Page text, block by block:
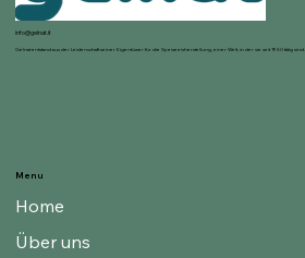
info@gelnat.it
Gelnat entstand aus der Leidenschaft seiner Eigentümer für die Speiseeisherstellung, einer Welt, in der sie seit 1950 tätig sind.
Menu
Home
Über uns